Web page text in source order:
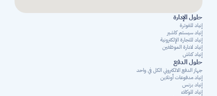
حلول الإدارة
إنياد للفوترة
إنياد سيستم كاشير
إنياد للتجارة الإلكترونية
إنياد لادارة الموظفين
إنياد كناش
حلول الدفع
جهاز الدفع الالكتروني الكل في واحد
إنياد مدفوعات أونلاين
إنياد بزنس
إنياد للوكلاء